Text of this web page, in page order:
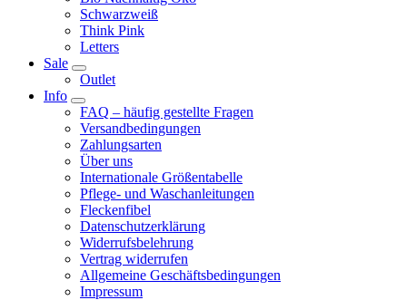
Schwarzweiß
Think Pink
Letters
Sale
Outlet
Info
FAQ – häufig gestellte Fragen
Versandbedingungen
Zahlungsarten
Über uns
Internationale Größentabelle
Pflege- und Waschanleitungen
Fleckenfibel
Datenschutzerklärung
Widerrufsbelehrung
Vertrag widerrufen
Allgemeine Geschäftsbedingungen
Impressum